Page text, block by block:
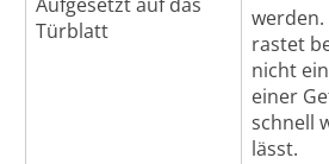
Türblatt
rastet
nicht
einer
schnell
lässt.